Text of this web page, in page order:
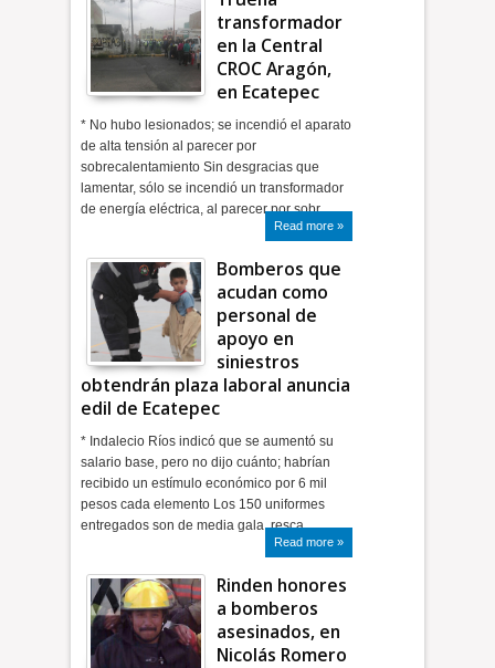
transformador
en la Central
CROC Aragón,
en Ecatepec
* No hubo lesionados; se incendió el aparato
de alta tensión al parecer por
sobrecalentamiento Sin desgracias que
lamentar, sólo se incendió un transformador
de energía eléctrica, al parecer por sobr…
Read more »
Bomberos que
acudan como
personal de
apoyo en
siniestros
obtendrán plaza laboral anuncia
edil de Ecatepec
* Indalecio Ríos indicó que se aumentó su
salario base, pero no dijo cuánto; habrían
recibido un estímulo económico por 6 mil
pesos cada elemento Los 150 uniformes
entregados son de media gala, resca…
Read more »
Rinden honores
a bomberos
asesinados, en
Nicolás Romero